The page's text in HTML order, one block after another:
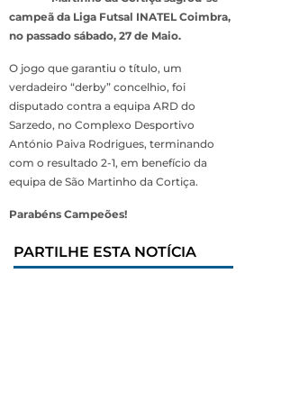
campeã da Liga Futsal INATEL Coimbra,
no passado sábado, 27 de Maio.
O jogo que garantiu o título, um
verdadeiro “derby” concelhio, foi
disputado contra a equipa ARD do
Sarzedo, no Complexo Desportivo
António Paiva Rodrigues, terminando
com o resultado 2-1, em benefício da
equipa de São Martinho da Cortiça.
Parabéns Campeões!
PARTILHE ESTA NOTÍCIA